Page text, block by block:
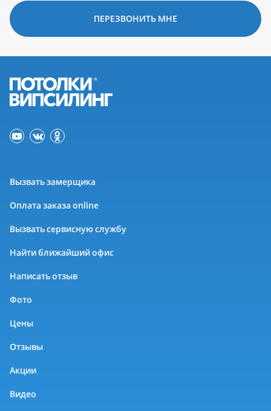
ПЕРЕЗВОНИТЬ МНЕ
Вызвать замерщика
Оплата заказа online
Вызвать сервисную службу
Найти ближайший офис
Написать отзыв
Фото
Цены
Отзывы
Акции
Видео